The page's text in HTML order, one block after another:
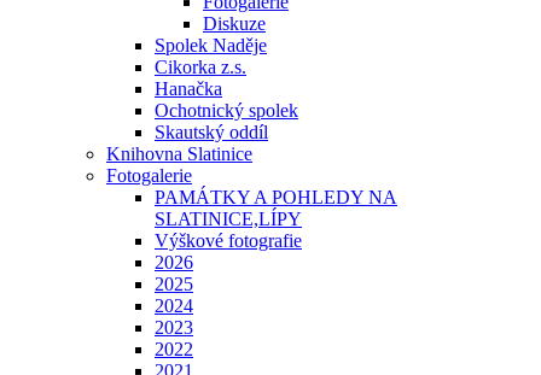
Diskuze
Spolek Naděje
Cikorka z.s.
Hanačka
Ochotnický spolek
Skautský oddíl
Knihovna Slatinice
Fotogalerie
PAMÁTKY A POHLEDY NA
SLATINICE,LÍPY
Výškové fotografie
2026
2025
2024
2023
2022
2021